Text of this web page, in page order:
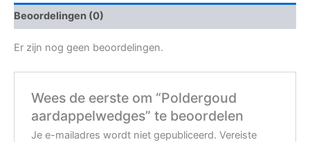
Beoordelingen (0)
Er zijn nog geen beoordelingen.
Wees de eerste om “Poldergoud
aardappelwedges” te beoordelen
Je e-mailadres wordt niet gepubliceerd. Vereiste